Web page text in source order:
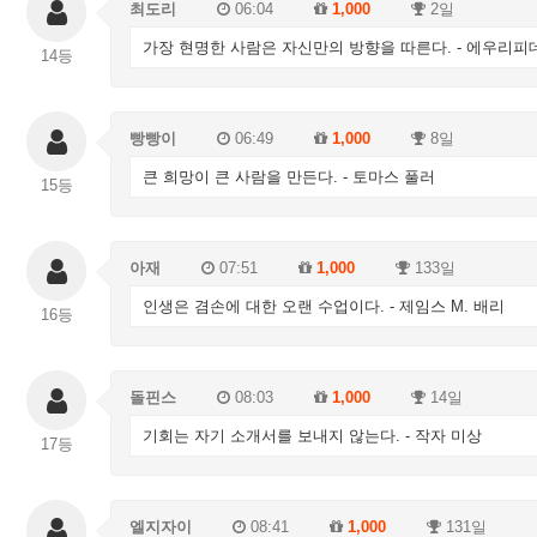
14등
최도리 06:04 1,000 2일
가장 현명한 사람은 자신만의 방향을 따른다. - 에우리피
15등
빵빵이 06:49 1,000 8일
큰 희망이 큰 사람을 만든다. - 토마스 풀러
16등
아재 07:51 1,000 133일
인생은 겸손에 대한 오랜 수업이다. - 제임스 M. 배리
17등
돌핀스 08:03 1,000 14일
기회는 자기 소개서를 보내지 않는다. - 작자 미상
엘지자이 08:41 1,000 131일